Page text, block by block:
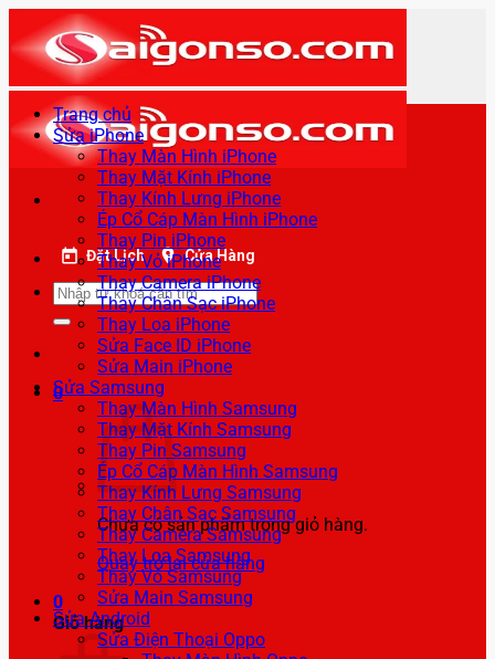
qua
nội
dung
Đặt Lịch Cửa Hàng
Tìm
kiếm:
0
Chưa có sản phẩm trong giỏ hàng.
Quay trở lại cửa hàng
0
Giỏ hàng
Trang chủ
Sửa iPhone
Thay Màn Hình iPhone
Thay Mặt Kính iPhone
Thay Kính Lưng iPhone
Ép Cổ Cáp Màn Hình iPhone
Thay Pin iPhone
Thay Vỏ iPhone
Thay Camera iPhone
Thay Chân Sạc iPhone
Thay Loa iPhone
Sửa Face ID iPhone
Sửa Main iPhone
Sửa Samsung
Thay Màn Hình Samsung
Thay Mặt Kính Samsung
Thay Pin Samsung
Ép Cổ Cáp Màn Hình Samsung
Thay Kính Lưng Samsung
Thay Chân Sạc Samsung
Thay Camera Samsung
Thay Loa Samsung
Thay Vỏ Samsung
Sửa Main Samsung
Sửa Android
Sửa Điện Thoại Oppo